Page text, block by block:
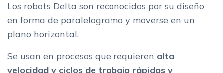
Los robots Delta son reconocidos por su diseño
en forma de paralelogramo y moverse en un
plano horizontal.
Se usan en procesos que requieren alta
velocidad y ciclos de trabajo rápidos y